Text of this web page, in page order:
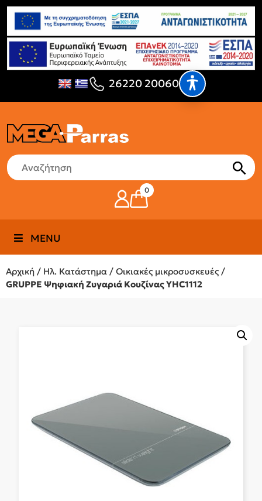
26220 20060
0
MENU
Αρχική / Ηλ. Κατάστημα / Οικιακές μικροσυσκευές /
GRUPPE Ψηφιακή Ζυγαριά Κουζίνας YHC1112